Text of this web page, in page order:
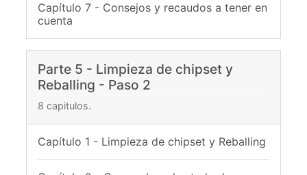
Capítulo 7 - Consejos y recaudos a tener en
cuenta
Parte 5 - Limpieza de chipset y
Reballing - Paso 2
8 capitulos.
Capítulo 1 - Limpieza de chipset y Reballing